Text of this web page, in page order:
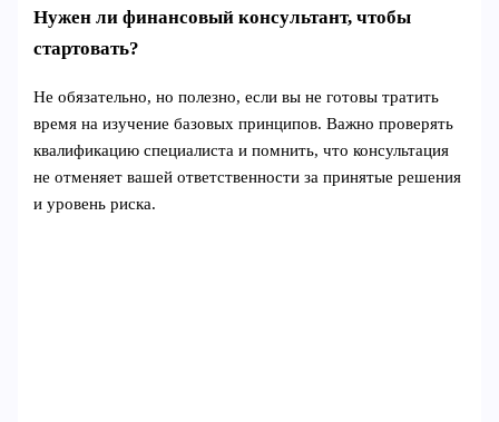
Нужен ли финансовый консультант, чтобы
стартовать?
Не обязательно, но полезно, если вы не готовы тратить
время на изучение базовых принципов. Важно проверять
квалификацию специалиста и помнить, что консультация
не отменяет вашей ответственности за принятые решения
и уровень риска.